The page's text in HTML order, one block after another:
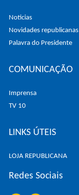
Noticias
Novidades republicanas
Palavra do Presidente
COMUNICAÇÃO
Imprensa
TV 10
LINKS ÚTEIS
LOJA REPUBLICANA
Redes Sociais